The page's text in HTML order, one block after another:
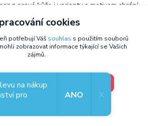
z pravé kůže i varianty s motivem chrání
chlopně ochrání displej, pevný zadní
slouží jako stojánek. Nabídka v sekci
.
LCD displej Moto G17. Temperované
ochranná skla na Moto G17.
záloha k 18W nabíječce nebo výkonnější
Nabídka v sekci
cookies
potřebují Váš souhlas s použitím souborů
zobrazovat informace týkající se Vašich
zájmů.
V pořádku, jdu si vybrat
můžete odmítnout
na nákup
pro
ANO X